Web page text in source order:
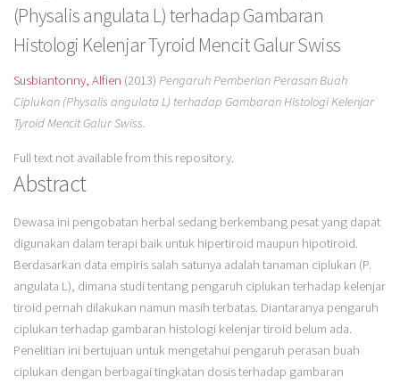
(Physalis angulata L) terhadap Gambaran
Histologi Kelenjar Tyroid Mencit Galur Swiss
Susbiantonny, Alfien (2013) Pengaruh Pemberian Perasan Buah
Ciplukan (Physalis angulata L) terhadap Gambaran Histologi Kelenjar
Tyroid Mencit Galur Swiss.
Full text not available from this repository.
Abstract
Dewasa ini pengobatan herbal sedang berkembang pesat yang dapat
digunakan dalam terapi baik untuk hipertiroid maupun hipotiroid.
Berdasarkan data empiris salah satunya adalah tanaman ciplukan (P.
angulata L), dimana studi tentang pengaruh ciplukan terhadap kelenjar
tiroid pernah dilakukan namun masih terbatas. Diantaranya pengaruh
ciplukan terhadap gambaran histologi kelenjar tiroid belum ada.
Penelitian ini bertujuan untuk mengetahui pengaruh perasan buah
ciplukan dengan berbagai tingkatan dosis terhadap gambaran